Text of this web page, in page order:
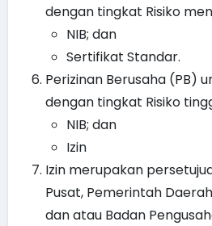
dengan tingkat Risiko
NIB; dan
Sertifikat Standar.
Perizinan Berusaha (PB)
dengan tingkat Risiko
NIB; dan
Izin
Izin merupakan
Pusat, Pemerintah
dan atau Badan